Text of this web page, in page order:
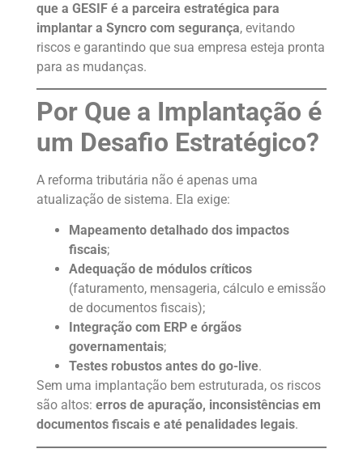
que a GESIF é a parceira estratégica para
implantar a Syncro com segurança, evitando
riscos e garantindo que sua empresa esteja pronta
para as mudanças.
Por Que a Implantação é
um Desafio Estratégico?
A reforma tributária não é apenas uma
atualização de sistema. Ela exige:
Mapeamento detalhado dos impactos
fiscais;
Adequação de módulos críticos
(faturamento, mensageria, cálculo e emissão
de documentos fiscais);
Integração com ERP e órgãos
governamentais;
Testes robustos antes do go-live.
Sem uma implantação bem estruturada, os riscos
são altos: erros de apuração, inconsistências em
documentos fiscais e até penalidades legais.